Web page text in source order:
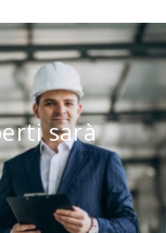
sarà